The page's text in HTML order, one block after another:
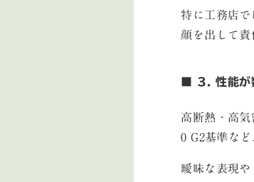
特に工務店
顔を出して責
■ 3. 性能が
高断熱・高
0 G2基準な
曖昧な表現